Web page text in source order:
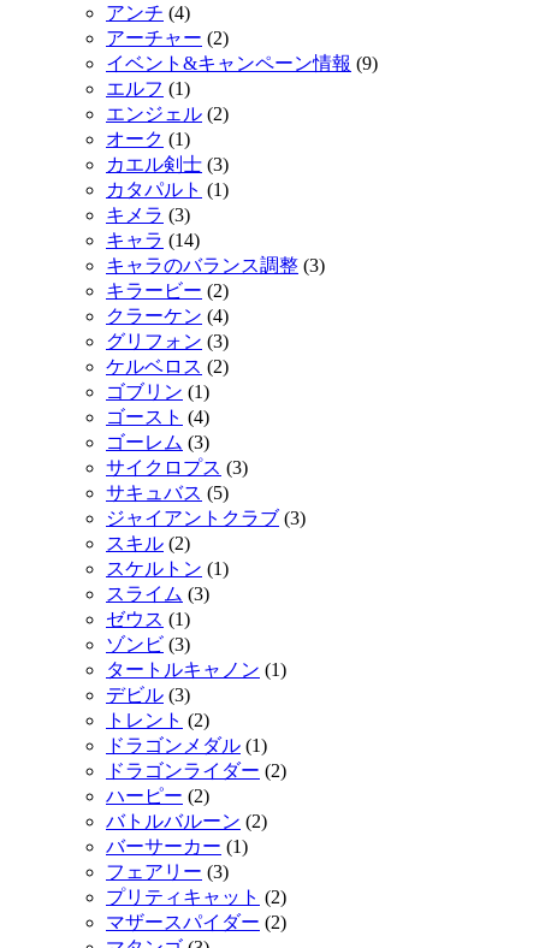
アンチ (4)
アーチャー (2)
イベント&キャンペーン情報 (9)
エルフ (1)
エンジェル (2)
オーク (1)
カエル剣士 (3)
カタパルト (1)
キメラ (3)
キャラ (14)
キャラのバランス調整 (3)
キラービー (2)
クラーケン (4)
グリフォン (3)
ケルベロス (2)
ゴブリン (1)
ゴースト (4)
ゴーレム (3)
サイクロプス (3)
サキュバス (5)
ジャイアントクラブ (3)
スキル (2)
スケルトン (1)
スライム (3)
ゼウス (1)
ゾンビ (3)
タートルキャノン (1)
デビル (3)
トレント (2)
ドラゴンメダル (1)
ドラゴンライダー (2)
ハーピー (2)
バトルバルーン (2)
バーサーカー (1)
フェアリー (3)
プリティキャット (2)
マザースパイダー (2)